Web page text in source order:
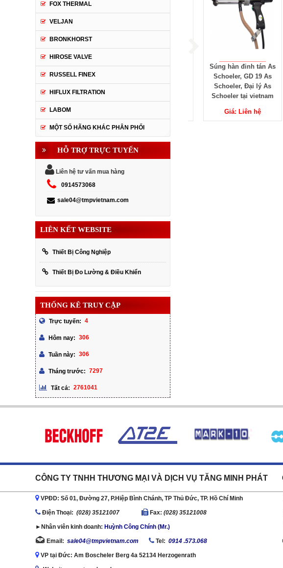
Máy Hàn Đinh Tán PRO-C
900 As schoeler- PRO-C
900 Dai lý As schoeler
vietnam
Giá: Liên hệ
Súng hàn Đinh tán As
Schoeler, đại lý As
Súng hàn đinh tán As
Schoeler, GD 19 As
Schoeler, Đại lý As
Schoeler tại vietnam
Giá: Liên hệ
FOX THERMAL
VELJAN
BRONKHORST
HIROSE VALVE
RUSSELL FINEX
HIFLUX FILTRATION
LABOM
MỘT SỐ HÃNG KHÁC PHÂN PHỐI
HỖ TRỢ TRỰC TUYẾN
Liên hệ tư vấn mua hàng
0914573068
sale04@tmpvietnam.com
LIÊN KẾT WEBSITE
Thiết Bị Công Nghiệp
Thiết Bị Đo Lường & Điều Khiển
THỐNG KÊ TRUY CẬP
Trực tuyến: 4
Hôm nay: 306
Tuần này: 306
Tháng trước: 7297
Tất cả: 2761041
CÔNG TY TNHH THƯƠNG MẠI VÀ DỊCH VỤ TĂNG MINH PHÁT
VPĐD: Số 01, Đường 27, P.Hiệp Bình Chánh, TP Thủ Đức, TP. Hồ Chí Minh
Ðiện Thoại: (028) 35121007 Fax: (028) 35121008
►Nhân viên kinh doanh: Huỳnh Công Chính (Mr.)
Email: sale04@tmpvietnam.com Tel: 0914 .573.068
VP tại Đức: Am Boscheler Berg 4a 52134 Herzogenrath